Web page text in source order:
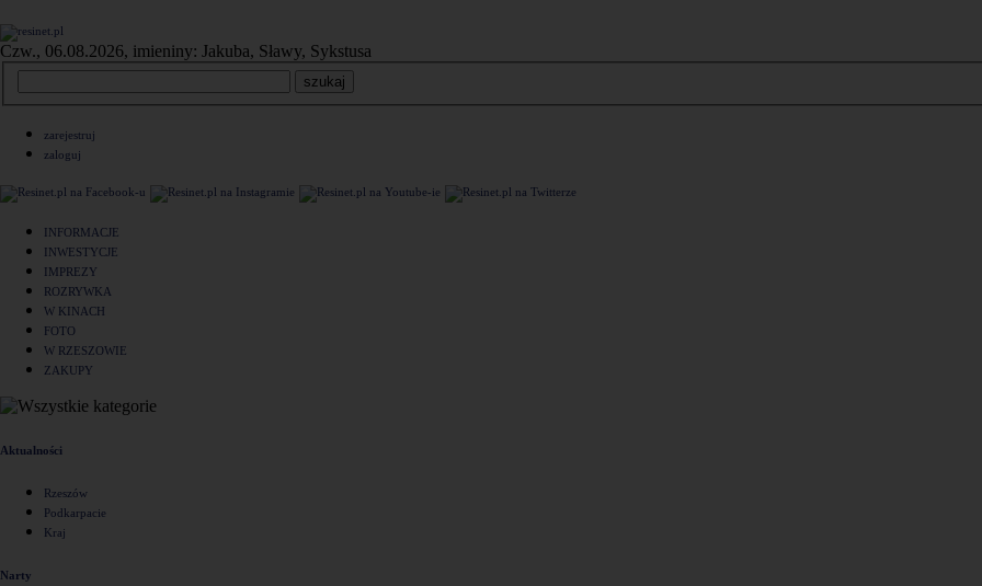
Czw., 06.08.2026, imieniny: Jakuba, Sławy, Sykstusa
zarejestruj
zaloguj
INFORMACJE
INWESTYCJE
IMPREZY
ROZRYWKA
W KINACH
FOTO
W RZESZOWIE
ZAKUPY
Aktualności
Rzeszów
Podkarpacie
Kraj
Narty